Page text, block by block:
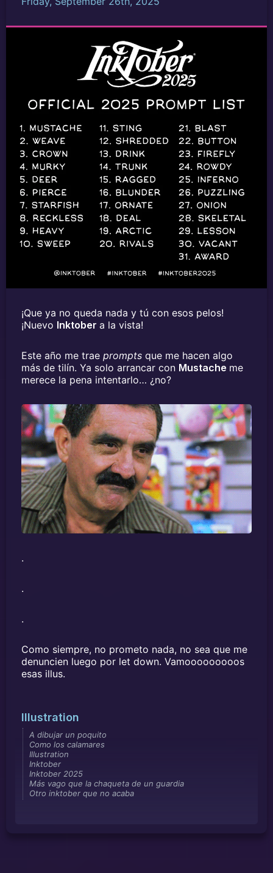
¡Que ya no queda nada y tú con esos pelos!
¡Nuevo Inktober a la vista!
Este año me trae prompts que me hacen algo
más de tilín. Ya solo arrancar con Mustache me
merece la pena intentarlo… ¿no?
.
.
.
Como siempre, no prometo nada, no sea que me
denuncien luego por let down. Vamooooooooos
esas illus.
Illustration
A dibujar un poquito
Como los calamares
Illustration
Inktober
Inktober 2025
Más vago que la chaqueta de un guardia
Otro inktober que no acaba